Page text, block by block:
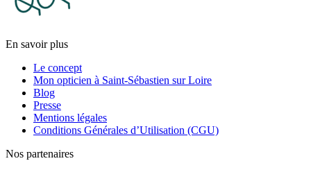
En savoir plus
Le concept
Mon opticien à Saint-Sébastien sur Loire
Blog
Presse
Mentions légales
Conditions Générales d’Utilisation (CGU)
Nos partenaires